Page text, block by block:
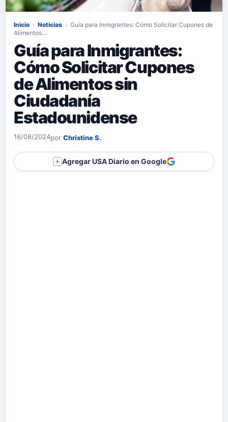
Inicio › Noticias › Guía para Inmigrantes: Cómo Solicitar Cupones de
Alimentos…
Guía para Inmigrantes:
Cómo Solicitar Cupones
de Alimentos sin
Ciudadanía
Estadounidense
16/08/2024por Christine S.
＋ Agregar USA Diario en Google